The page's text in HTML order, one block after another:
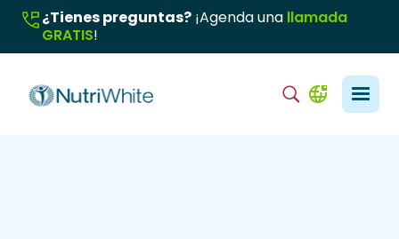
¿Tienes preguntas? ¡Agenda una llamada
GRATIS!